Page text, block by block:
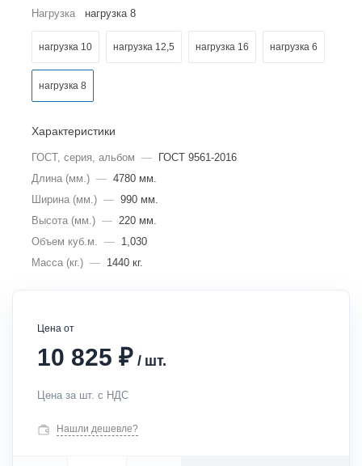
Нагрузка нагрузка 8
нагрузка 10 нагрузка 12,5 нагрузка 16 нагрузка 6
нагрузка 8
Характеристики
ГОСТ, серия, альбом —
ГОСТ 9561-2016
Длина (мм.) — 4780 мм.
Ширина (мм.) — 990 мм.
Высота (мм.) — 220 мм.
Объем куб.м. — 1,030
Масса (кг.) — 1440 кг.
Цена от
10 825 ₽ / шт.
Цена за шт. с НДС
Нашли дешевле?